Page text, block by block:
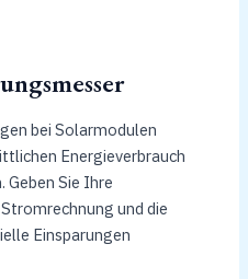
bei Solarmodulen
Energieverbrauch
Sie Ihre
und die
Einsparungen